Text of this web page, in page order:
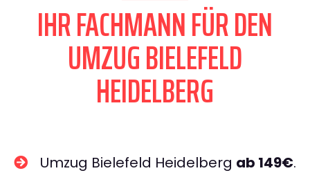
IHR FACHMANN FÜR DEN
UMZUG BIELEFELD
HEIDELBERG
Umzug Bielefeld Heidelberg ab 149€.